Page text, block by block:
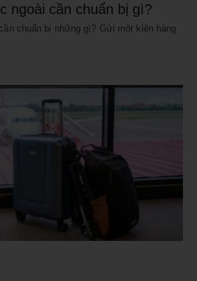
ngoài cần chuẩn bị gì?
chuẩn bị những gì? Gửi một kiện hàng